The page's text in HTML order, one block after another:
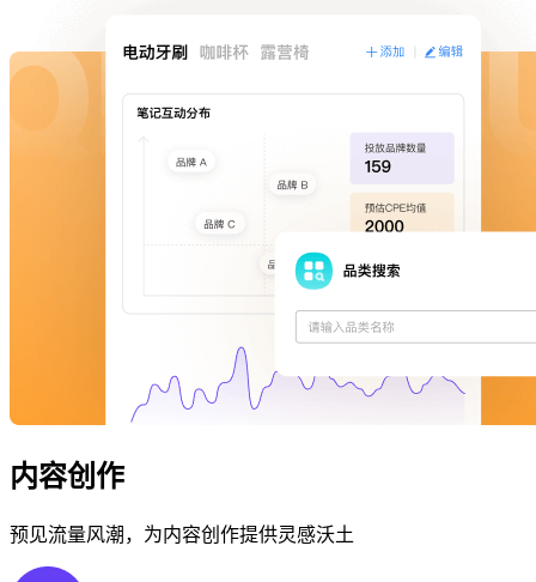
内容创作
预见流量风潮，为内容创作提供灵感沃土